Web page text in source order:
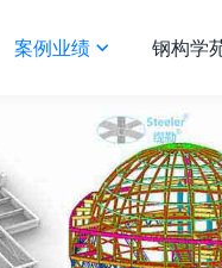
案例业绩  钢构学